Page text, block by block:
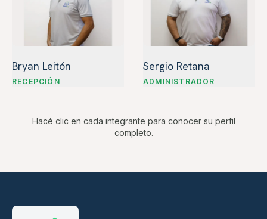
Bryan Leitón
RECEPCIÓN
Sergio Retana
ADMINISTRADOR
Hacé clic en cada integrante para conocer su perfil
completo.